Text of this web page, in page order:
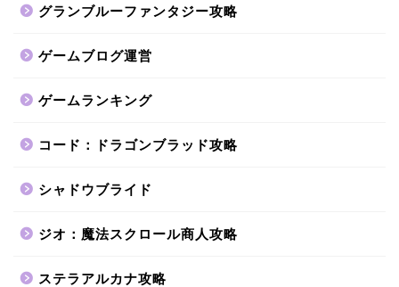
グランブルーファンタジー攻略
ゲームブログ運営
ゲームランキング
コード：ドラゴンブラッド攻略
シャドウブライド
ジオ：魔法スクロール商人攻略
ステラアルカナ攻略